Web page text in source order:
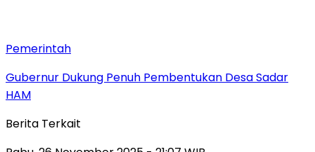
Pemerintah
Gubernur Dukung Penuh Pembentukan Desa Sadar
HAM
Berita Terkait